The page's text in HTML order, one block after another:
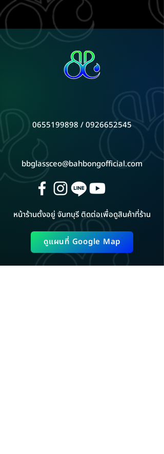
0655199898 / 0926652545
bbglassceo@bahbongofficial.com
หน้าร้านตั้งอยู่ จันทบุรี ติดต่อเพื่อดูสินค้าที่ร้าน
ดูแผนที่ Google Map